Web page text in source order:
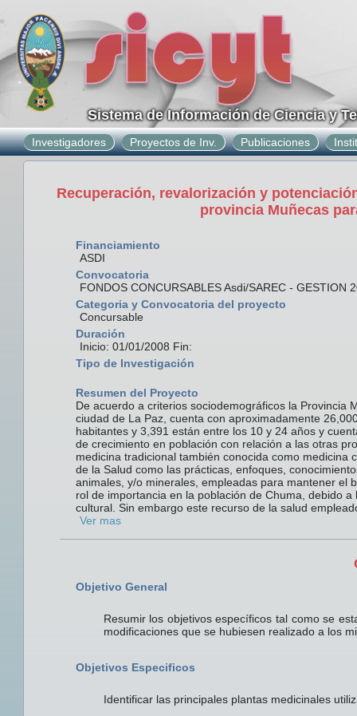
Sistema de Información de Ciencia y
Investigadores Proyectos de Inv. Publicaciones
Recuperación, revalorización y
provincia Muñecas
Financiamiento
ASDI
Convocatoria
FONDOS CONCURSABLES Asdi/SAREC - GESTION
Categoria y Convocatoria del proyecto
Concursable
Duración
Inicio: 01/01/2008 Fin:
Tipo de Investigación
Resumen del Proyecto
De acuerdo a criterios sociodemográficos la Provincia
ciudad de La Paz, cuenta con aproximadamente
habitantes y 3,391 están entre los 10 y 24 años y
de crecimiento en población con relación a las otras
medicina tradicional también conocida como
de la Salud como las prácticas, enfoques,
animales, y/o minerales, empleadas para mantener el
rol de importancia en la población de Chuma, debido
cultural. Sin embargo este recurso de la salud
Ver mas
Objetivo General
Resumir los objetivos específicos tal como se
modificaciones que se hubiesen realizado a los
Objetivos Especificos
Identificar las principales plantas medicinales